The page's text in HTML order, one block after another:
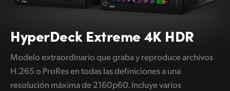
España
Turkey
HyperDeck Extreme 4K HDR
Modelo extraordinario que graba y reproduce archivos
H.265 o ProRes en todas las definiciones a una
resolución máxima de 2160p60. Incluye varios